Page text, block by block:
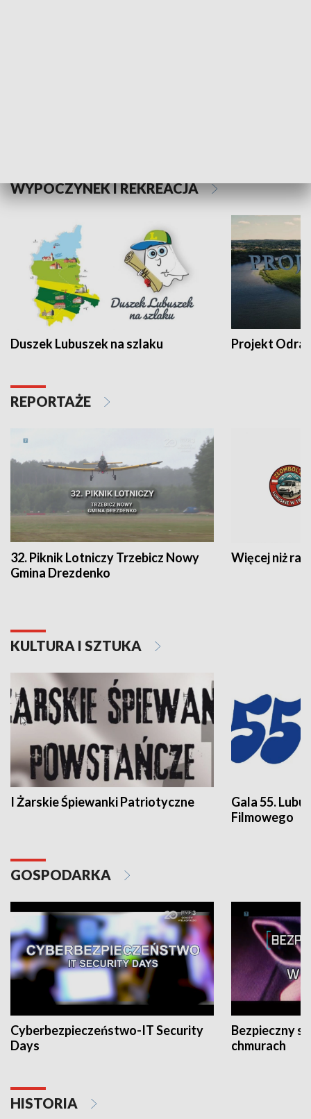
WYPOCZYNEK I REKREACJA
Duszek Lubuszek na szlaku Projekt Odra
REPORTAŻE
32. Piknik Lotniczy Trzebicz Nowy
Gmina Drezdenko
Więcej niż rajd
KULTURA I SZTUKA
I Żarskie Śpiewanki Patriotyczne
Gala 55.
Filmowego
GOSPODARKA
Cyberbezpieczeństwo-IT Security
Days
Bezpieczny
chmurach
HISTORIA